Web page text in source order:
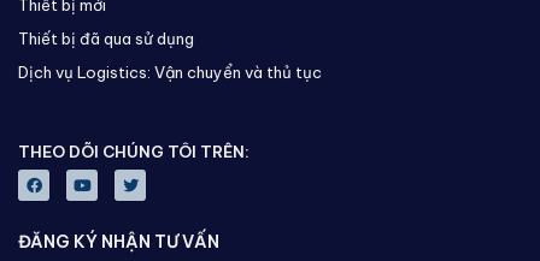
Thiết bị mới
Thiết bị đã qua sử dụng
Dịch vụ Logistics: Vận chuyển và thủ tục
THEO DÕI CHÚNG TÔI TRÊN:
ĐĂNG KÝ NHẬN TƯ VẤN